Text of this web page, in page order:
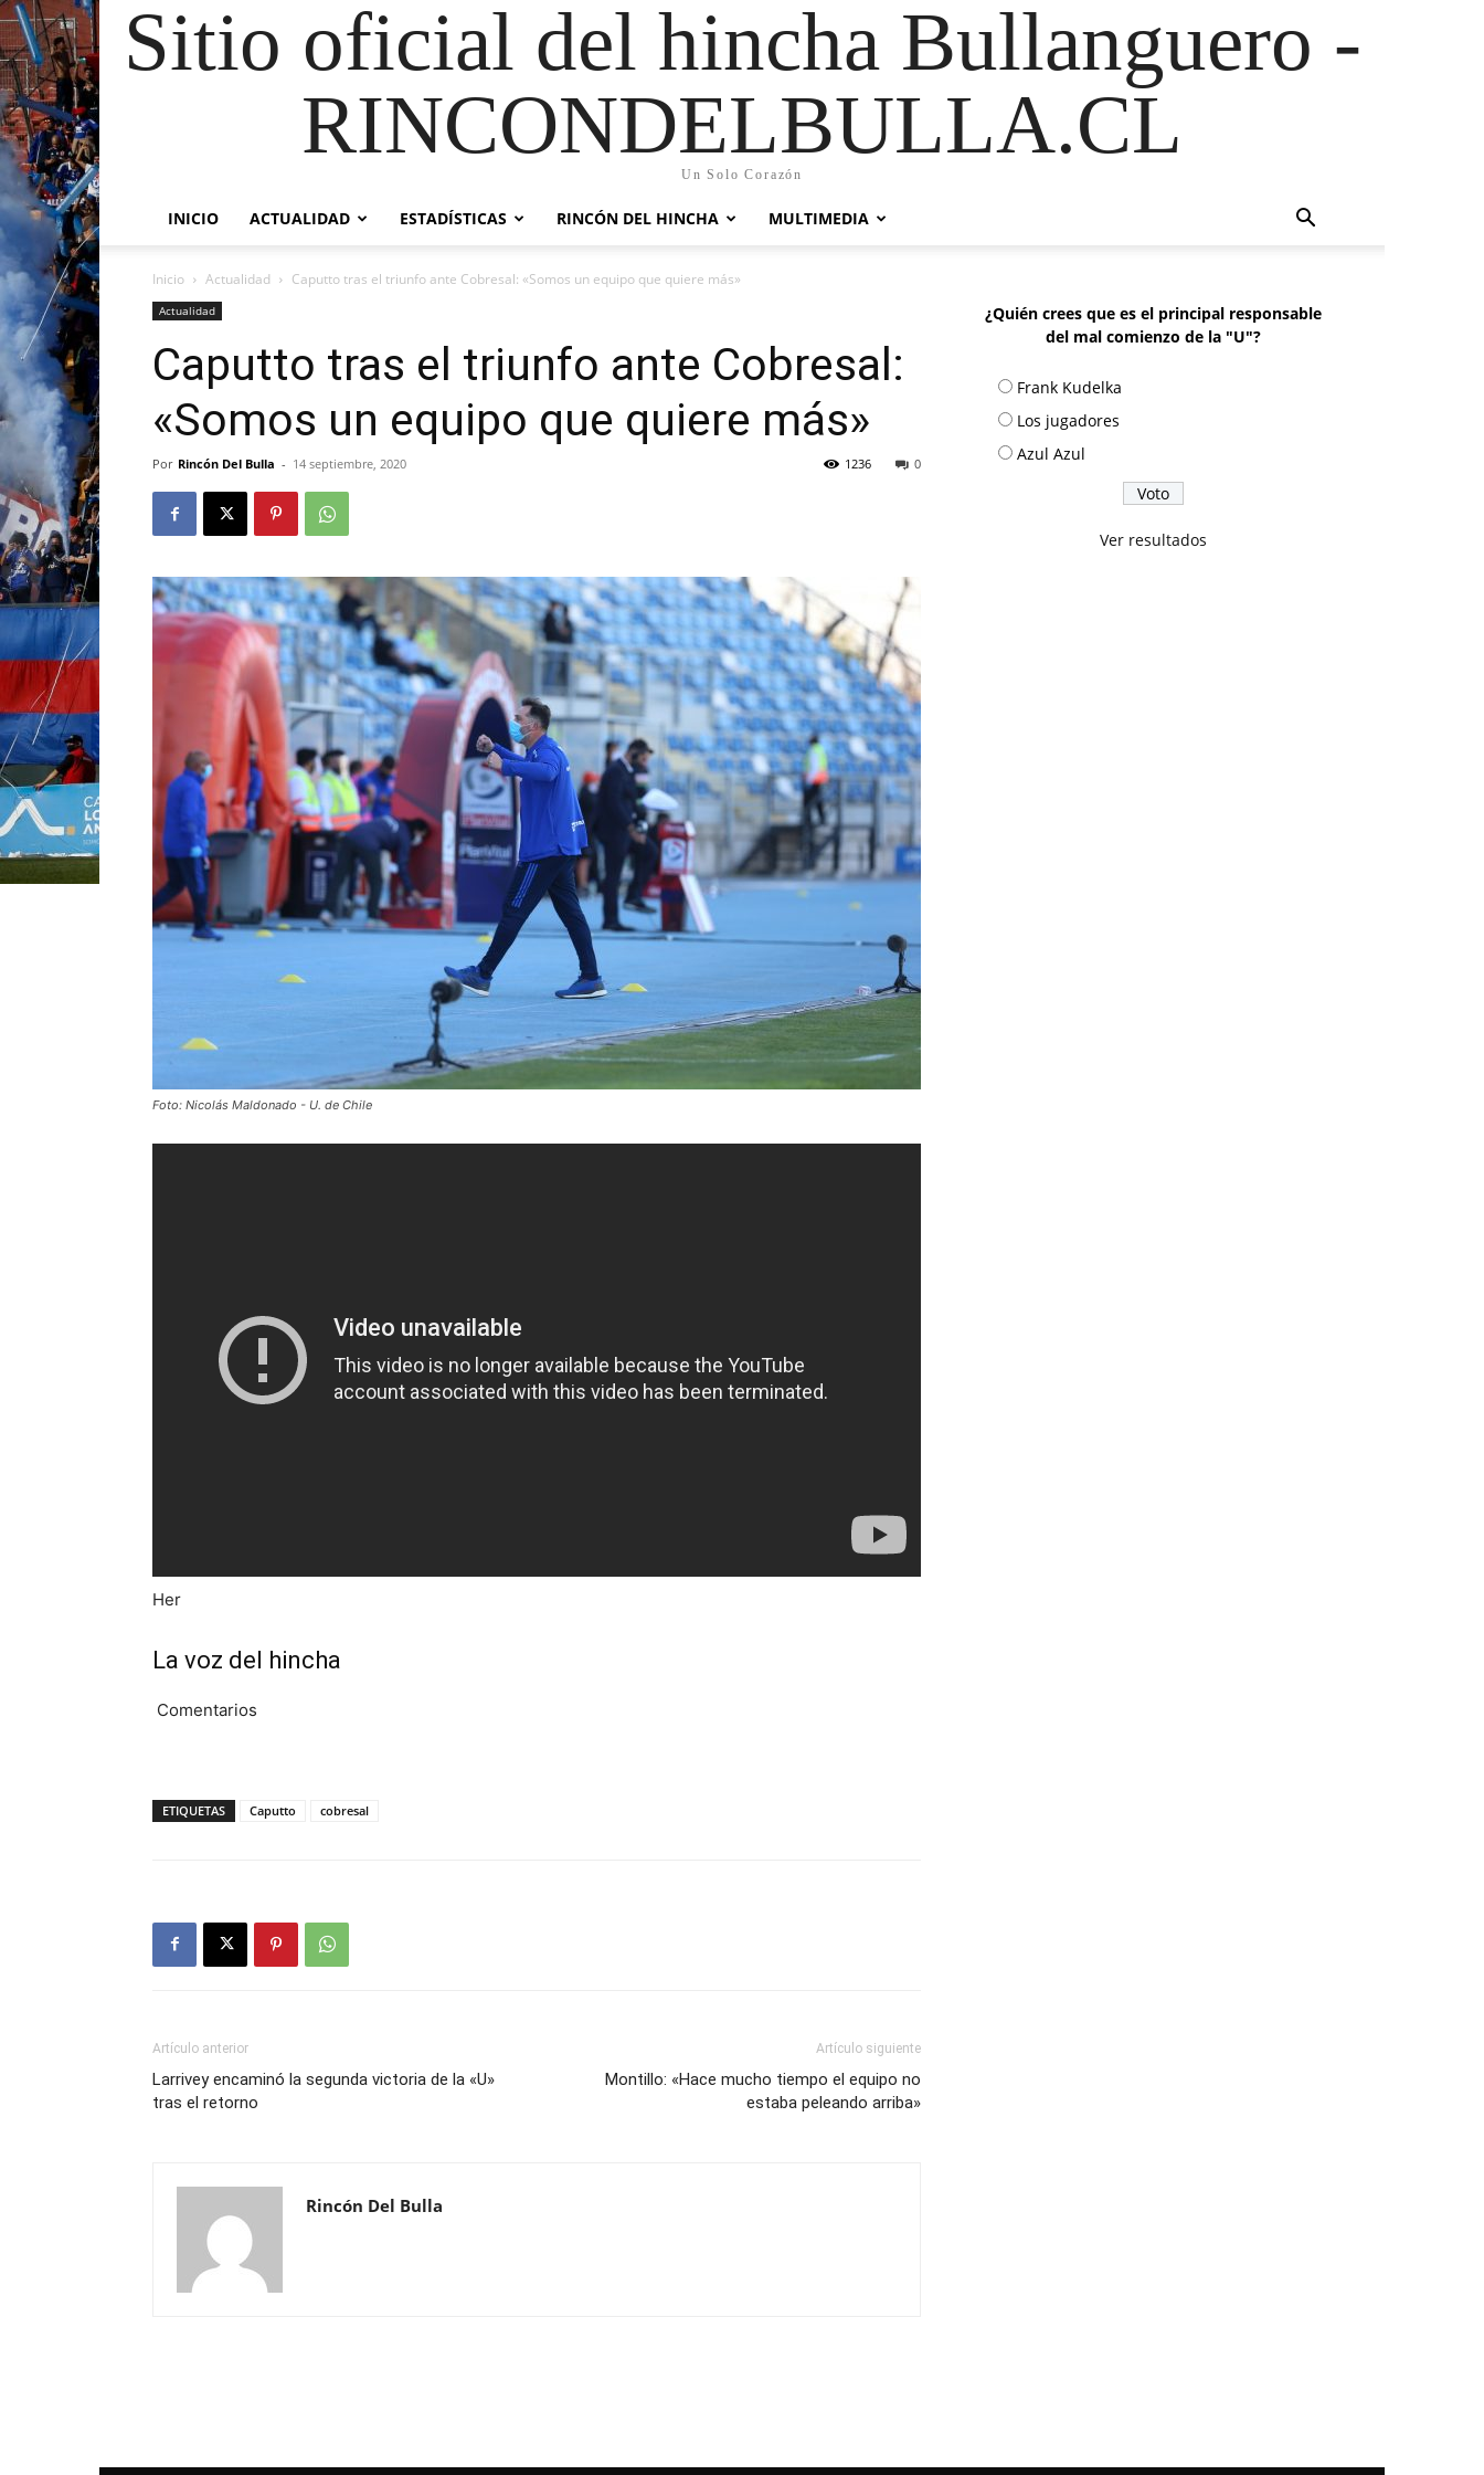
Sitio oficial del hincha Bullanguero -
RINCONDELBULLA.CL
Un Solo Corazón
INICIO ACTUALIDAD ESTADÍSTICAS RINCÓN DEL HINCHA MULTIMEDIA
Inicio Actualidad Caputto tras el triunfo ante Cobresal: «Somos un equipo que quiere más»
Actualidad
Caputto tras el triunfo ante Cobresal:
«Somos un equipo que quiere más»
Por Rincón Del Bulla - 14 septiembre, 2020 0
1236
Foto: Nicolás Maldonado - U. de Chile
Her
La voz del hincha
Comentarios
ETIQUETAS Caputto cobresal
Artículo anterior
Larrivey encaminó la segunda victoria de la «U»
tras el retorno
Artículo siguiente
Montillo: «Hace mucho tiempo el equipo no
estaba peleando arriba»
Rincón Del Bulla
¿Quién crees que es el principal responsable
del mal comienzo de la "U"?
Frank Kudelka
Los jugadores
Azul Azul
Ver resultados